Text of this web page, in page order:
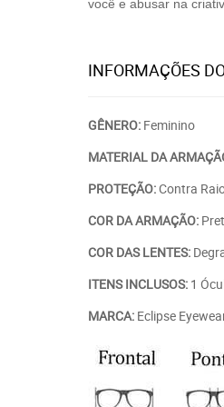
você e abusar na
INFORMAÇÕES
GÊNERO: Feminino
MATERIAL DA
PROTEÇÃO:Contra
COR DA ARMAÇÃO:
COR DAS LENTES:
ITENS INCLUSOS: 1
MARCA: Eclipse